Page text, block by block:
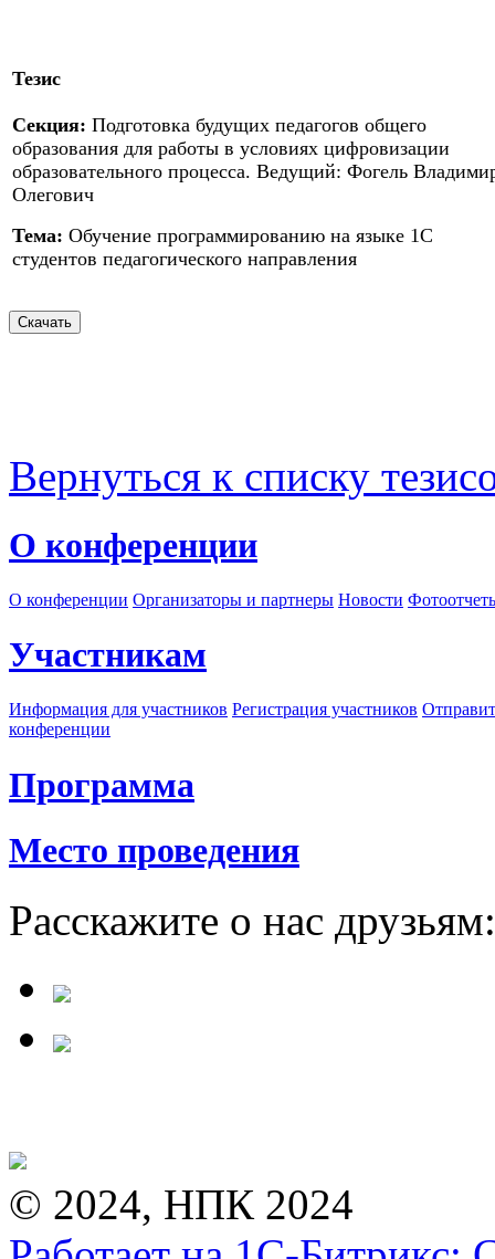
Тезис
Секция: Подготовка будущих педагогов общего
образования для работы в условиях цифровизации
образовательного процесса. Ведущий: Фогель
Олегович
Тема: Обучение программированию на языке 1С
студентов педагогического направления
Вернуться к списку
О конференции
О конференции Организаторы и партнеры Новости
Участникам
Информация для участников Регистрация участников
конференции
Программа
Место проведения
Расскажите о нас друзьям:
© 2024, НПК 2024